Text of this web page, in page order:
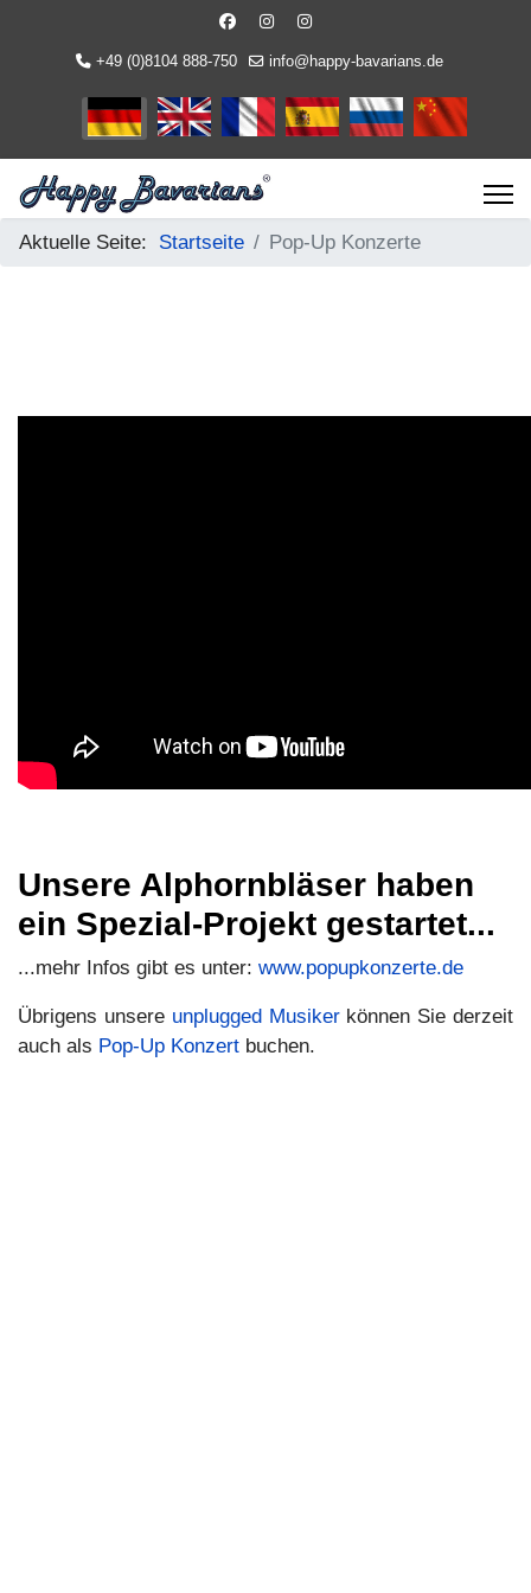
+49 (0)8104 888-750 info@happy-bavarians.de
Sprache auswählen
Aktuelle Seite: Startseite Pop-Up Konzerte
Unsere Alphornbläser haben
ein Spezial-Projekt gestartet...
...mehr Infos gibt es unter: www.popupkonzerte.de
Übrigens unsere unplugged Musikerkönnen Sie derzeit
auch als Pop-Up Konzert buchen.